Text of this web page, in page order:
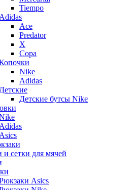
Tiempo
Ace
Predator
X
Copa
Nike
Adidas
Детские бутсы Nike
сетки для мячей
Asics